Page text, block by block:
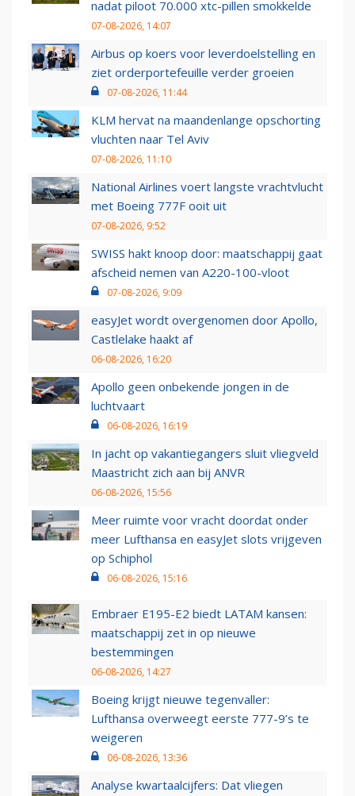
nadat piloot 70.000 xtc-pillen smokkelde
07-08-2026, 14:07
Airbus op koers voor leverdoelstelling en
ziet orderportefeuille verder groeien
07-08-2026, 11:44
KLM hervat na maandenlange opschorting
vluchten naar Tel Aviv
07-08-2026, 11:10
National Airlines voert langste vrachtvlucht
met Boeing 777F ooit uit
07-08-2026, 9:52
SWISS hakt knoop door: maatschappij gaat
afscheid nemen van A220-100-vloot
07-08-2026, 9:09
easyJet wordt overgenomen door Apollo,
Castlelake haakt af
06-08-2026, 16:20
Apollo geen onbekende jongen in de
luchtvaart
06-08-2026, 16:19
In jacht op vakantiegangers sluit vliegveld
Maastricht zich aan bij ANVR
06-08-2026, 15:56
Meer ruimte voor vracht doordat onder
meer Lufthansa en easyJet slots vrijgeven
op Schiphol
06-08-2026, 15:16
Embraer E195-E2 biedt LATAM kansen:
maatschappij zet in op nieuwe
bestemmingen
06-08-2026, 14:27
Boeing krijgt nieuwe tegenvaller:
Lufthansa overweegt eerste 777-9’s te
weigeren
06-08-2026, 13:36
Analyse kwartaalcijfers: Dat vliegen